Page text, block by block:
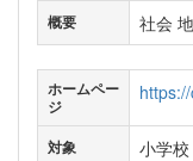
概要 社会
ホームペー
ジ
対象 小学校